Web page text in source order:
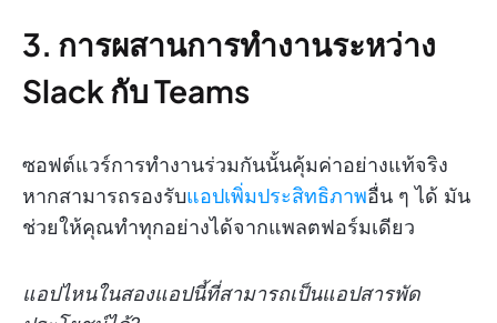
3. การผสานการทำงานระหว่าง
Slack กับ Teams
ซอฟต์แวร์การทำงานร่วมกันนั้นคุ้มค่าอย่างแท้จริง
หากสามารถรองรับแอปเพิ่มประสิทธิภาพอื่น ๆ ได้ มัน
ช่วยให้คุณทำทุกอย่างได้จากแพลตฟอร์มเดียว
แอปไหนในสองแอปนี้ที่สามารถเป็นแอปสารพัด